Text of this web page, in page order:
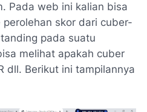
Pada web ini kalian bisa
skor dari cuber-
pada suatu
melihat apakah cuber
dll. Berikut ini tampilannya